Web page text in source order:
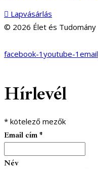
Lapvásárlás
© 2026 Élet és Tudomány
facebook-1 youtube-1 email
Hírlevél
* kötelező mezők
Email cím *
Név